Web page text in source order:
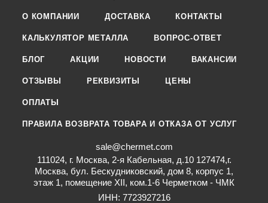
О КОМПАНИИ ДОСТАВКА КОНТАКТЫ
КАЛЬКУЛЯТОР МЕТАЛЛА ВОПРОС-ОТВЕТ
БЛОГ АКЦИИ НОВОСТИ ВАКАНСИИ
ОТЗЫВЫ РЕКВИЗИТЫ ЦЕНЫ
ОПЛАТЫ
ПРАВИЛА ВОЗВРАТА ТОВАРА И ОТКАЗА ОТ УСЛУГ
sale@chermet.com
111024, г. Москва, 2-я Кабельная, д.10 127474,г.
Москва, бул. Бескудниковский, дом 8, корпус 1,
этаж 1, помещение XII, ком.1-6 Черметком - ЧМК
ИНН: 7723927216